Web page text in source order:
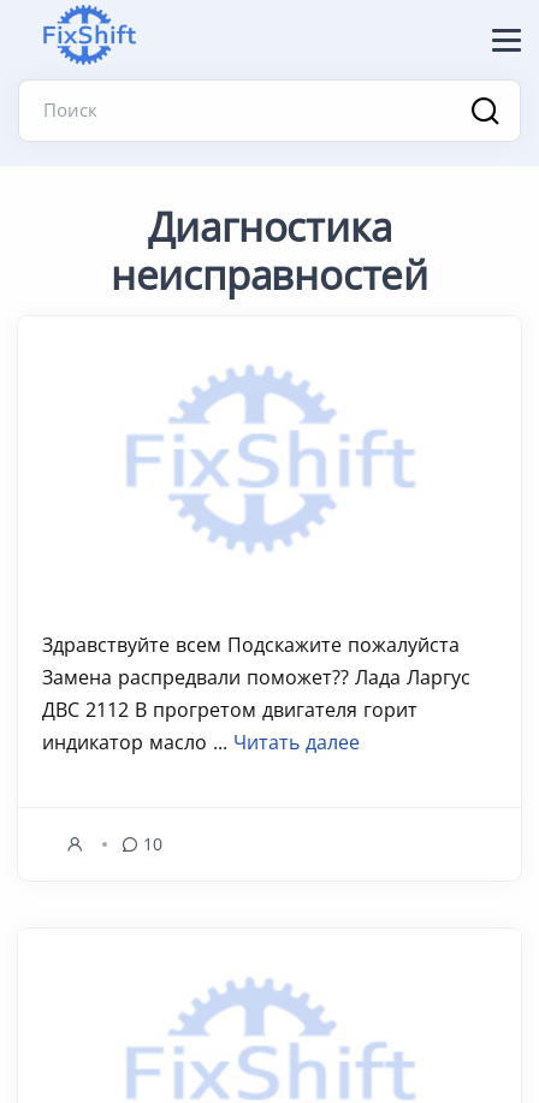
Поиск
Диагностика
неисправностей
Здравствуйте всем Подскажите пожалуйста
Замена распредвали поможет?? Лада Ларгус
ДВС 2112 В прогретом двигателя горит
индикатор масло ... Читать далее
10